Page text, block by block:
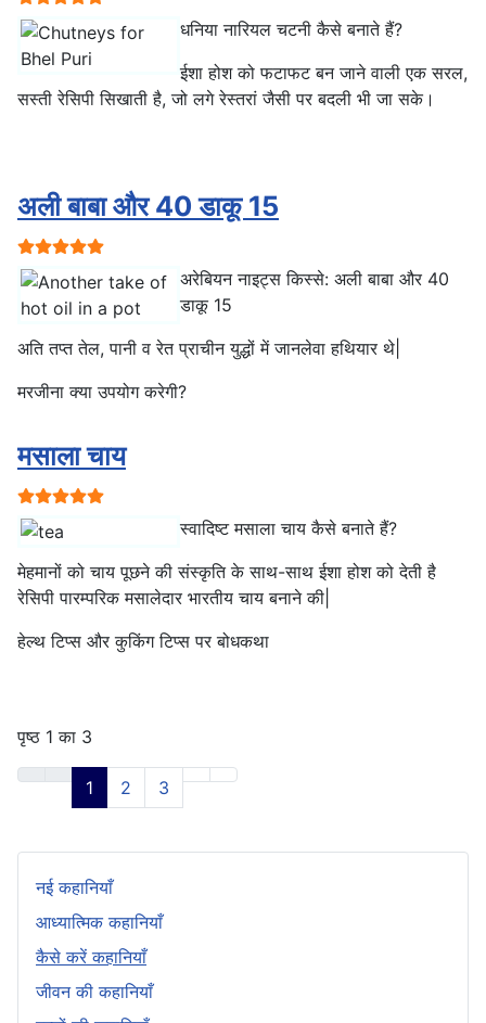
धनिया नारियल चटनी कैसे बनाते हैं?
ईशा होश को फटाफट बन जाने वाली एक सरल,
सस्ती रेसिपी सिखाती है, जो लगे रेस्तरां जैसी पर बदली भी जा सके।
अली बाबा और 40 डाकू 15
प्रयोक्ता रेटिंग:
अरेबियन नाइट्स किस्से: अली बाबा और 40
डाकू 15
अति तप्त तेल, पानी व रेत प्राचीन युद्धों में जानलेवा हथियार थे|
मरजीना क्या उपयोग करेगी?
मसाला चाय
प्रयोक्ता रेटिंग:
स्वादिष्ट मसाला चाय कैसे बनाते हैं?
मेहमानों को चाय पूछने की संस्कृति के साथ-साथ ईशा होश को देती है
रेसिपी पारम्परिक मसालेदार भारतीय चाय बनाने की|
हेल्थ टिप्स और कुकिंग टिप्स पर बोधकथा
पृष्ठ 1 का 3
1 2 3
नई कहानियाँ
आध्यात्मिक कहानियाँ
कैसे करें कहानियाँ
जीवन की कहानियाँ